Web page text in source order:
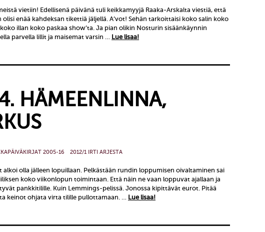
vietiin! Edellisenä päivänä tuli keikkamyyjä Raaka-Arskalta viestiä, että
olisi enää kahdeksan tikettiä jäljellä. A’vot! Sehän tarkoittaisi koko salin koko
illan koko paskaa show’ta. Ja pian olikin Nosturin sisäänkäynnin
parvella lillit ja maisemat varsin … Lue lisaa!
HÄMEENLINNA,
2005-16 2012/1 IRTI ARJESTA
alkoi olla jälleen lopuillaan. Pelkästään rundin loppumisen oivaltaminen sai
koko viikonlopun toimintaan. Että näin ne vaan loppuvat ajallaan ja
pankkitilille. Kuin Lemmings-pelissä. Jonossa kipittävät eurot. Pitää
keinot ohjata virta tilille pullottamaan. … Lue lisaa!